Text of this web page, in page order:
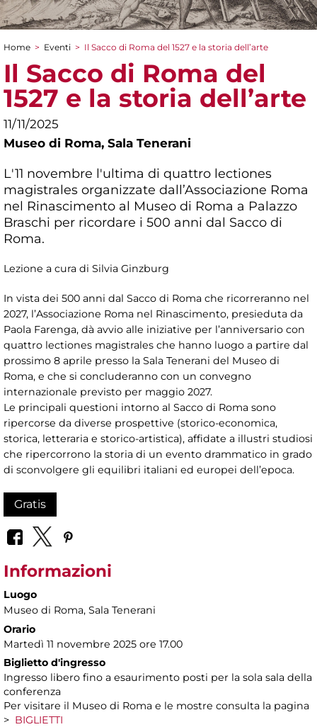
Tu sei qui
Home > Eventi > Il Sacco di Roma del 1527 e la storia dell’arte
Il Sacco di Roma del
1527 e la storia dell’arte
11/11/2025
Museo di Roma, Sala Tenerani
L'11 novembre l'ultima di quattro lectiones
magistrales organizzate dall’Associazione Roma
nel Rinascimento al Museo di Roma a Palazzo
Braschi per ricordare i 500 anni dal Sacco di
Roma.
Lezione a cura di Silvia Ginzburg
In vista dei 500 anni dal Sacco di Roma che ricorreranno nel
2027, l’Associazione Roma nel Rinascimento, presieduta da
Paola Farenga, dà avvio alle iniziative per l’anniversario con
quattro lectiones magistrales che hanno luogo a partire dal
prossimo 8 aprile presso la Sala Tenerani del Museo di
Roma, e che si concluderanno con un convegno
internazionale previsto per maggio 2027.
Le principali questioni intorno al Sacco di Roma sono
ripercorse da diverse prospettive (storico-economica,
storica, letteraria e storico-artistica), affidate a illustri studiosi
che ripercorrono la storia di un evento drammatico in grado
di sconvolgere gli equilibri italiani ed europei dell’epoca.
Gratis
Informazioni
Luogo
Museo di Roma, Sala Tenerani
Orario
Martedì 11 novembre 2025 ore 17.00
Biglietto d'ingresso
Ingresso libero fino a esaurimento posti per la sola sala della
conferenza
Per visitare il Museo di Roma e le mostre consulta la pagina
> BIGLIETTI